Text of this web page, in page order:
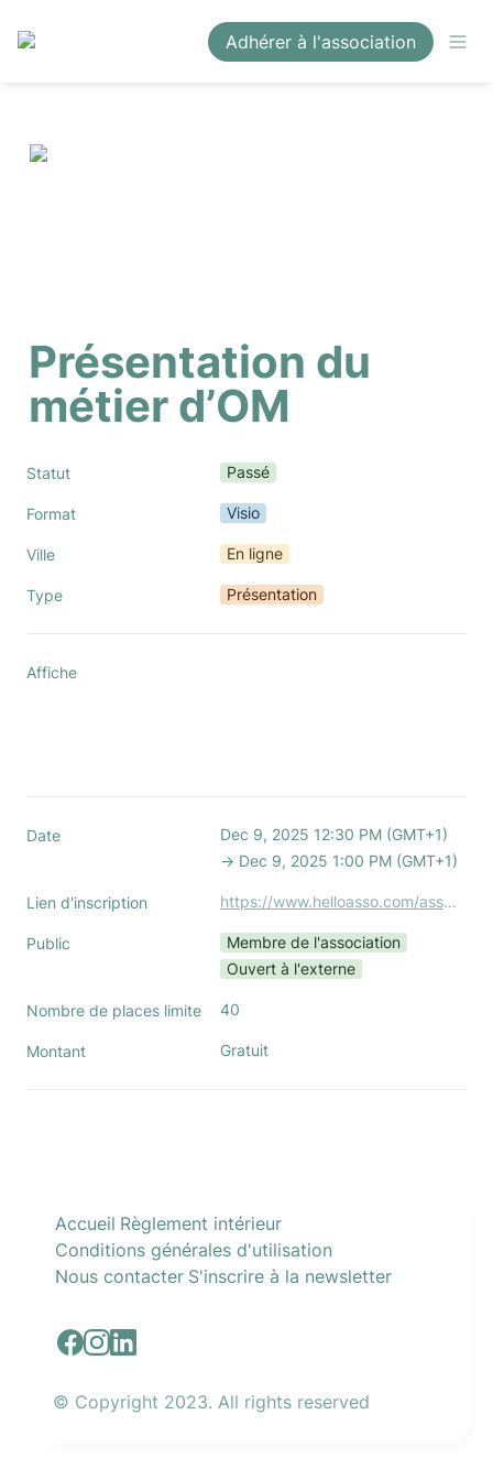
Adhérer à l'association
Présentation du
métier d’OM
Statut Passé
Format Visio
Ville En ligne
Type Présentation
Affiche
Date
Dec 9, 2025 12:30 PM (GMT+1)
→ Dec 9, 2025 1:00 PM (GMT+1)
Lien d'inscription https://www.helloasso.com/associations/association-nationale-des-office-managers-boom/evenements/presentation-du-metier-d-office-manager-9-dec-2025
Public
Membre de l'association
Ouvert à l'externe
Nombre de places limite 40
Montant Gratuit
Accueil Règlement intérieur
Conditions générales d'utilisation
Nous contacter S'inscrire à la newsletter
© Copyright 2023. All rights reserved